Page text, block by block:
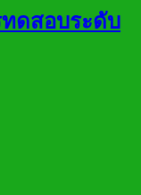
ทดสอบระดับ